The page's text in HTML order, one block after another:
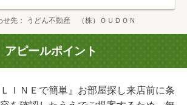
せ先 うどん不動産 （株）ＯＵＤＯＮ
アピールポイント
ＩＮＥで簡単』お部屋探し来店前に条